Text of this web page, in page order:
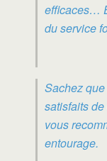
efficaces…
du service
Sachez
satisfaits
vous
entourage.